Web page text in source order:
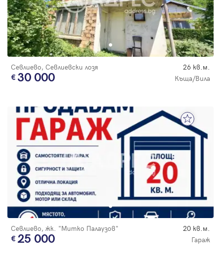
Севлиево, Севлиевски лозя 26 кв.м.
30 000 Къща/Вила
Севлиево, жк. "Митко Палаузов" 20 кв.м.
25 000 Гараж